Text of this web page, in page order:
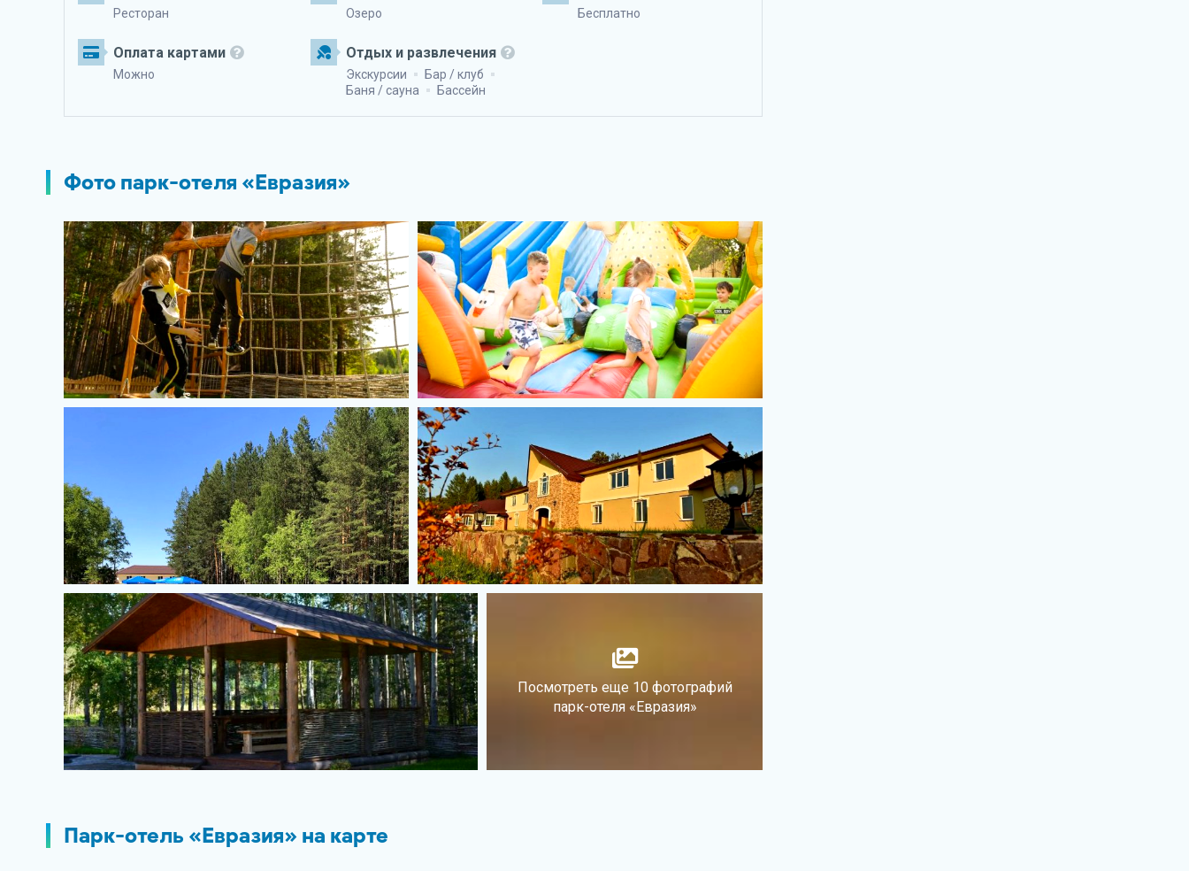
Ресторан Озеро Бесплатно
Оплата картами
Можно
Отдых и развлечения
Экскурсии
Бар / клуб
Баня / сауна
Бассейн
Фото парк-отеля «Евразия»
Посмотреть еще 10 фотографий
парк-отеля «Евразия»
Парк-отель «Евразия» на карте